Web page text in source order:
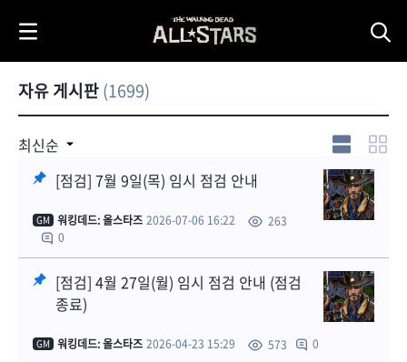
안드로이드
1.42.6 버전
업데이트 안내
자유 게시판(1699)
최신순
[점검] 7월 9일(목) 임시 점검 안내
GM 워킹데드: 올스타즈 2026-07-06 16:22
263
0
[점검] 4월 27일(월) 임시 점검 안내 (점검
종료)
GM 워킹데드: 올스타즈 2026-04-23 15:29 573 0